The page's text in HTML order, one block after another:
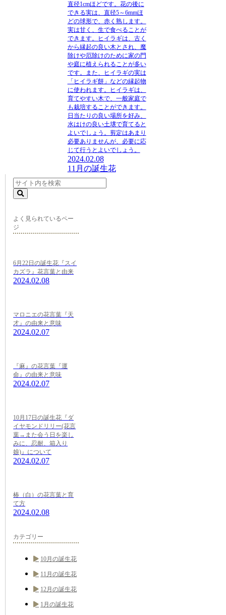
直径1cmほどです。花の後に
できる実は、直径5～6mmほ
どの球形で、赤く熟します。
実は甘く、生で食べることが
できます。ヒイラギは、古く
から縁起の良い木とされ、魔
除けや厄除けのために家の門
や庭に植えられることが多い
です。また、ヒイラギの実は
「ヒイラギ餅」などの縁起物
に使われます。ヒイラギは、
育てやすい木で、一般家庭で
も栽培することができます。
日当たりの良い場所を好み、
水はけの良い土壌で育てると
よいでしょう。剪定はあまり
必要ありませんが、必要に応
じて行うとよいでしょう。
2024.02.08
11月の誕生花
よく見られているペー
ジ
6月22日の誕生花『スイ
カズラ』花言葉と由来
2024.02.08
マロニエの花言葉『天
才』の由来と意味
2024.02.07
『麻』の花言葉『運
命』の由来と意味
2024.02.07
10月17日の誕生花『ダ
イヤモンドリリー(花言
葉→また会う日を楽し
みに、忍耐、箱入り
娘)』について
2024.02.07
椿（白）の花言葉と育
て方
2024.02.08
カテゴリー
10月の誕生花
11月の誕生花
12月の誕生花
1月の誕生花